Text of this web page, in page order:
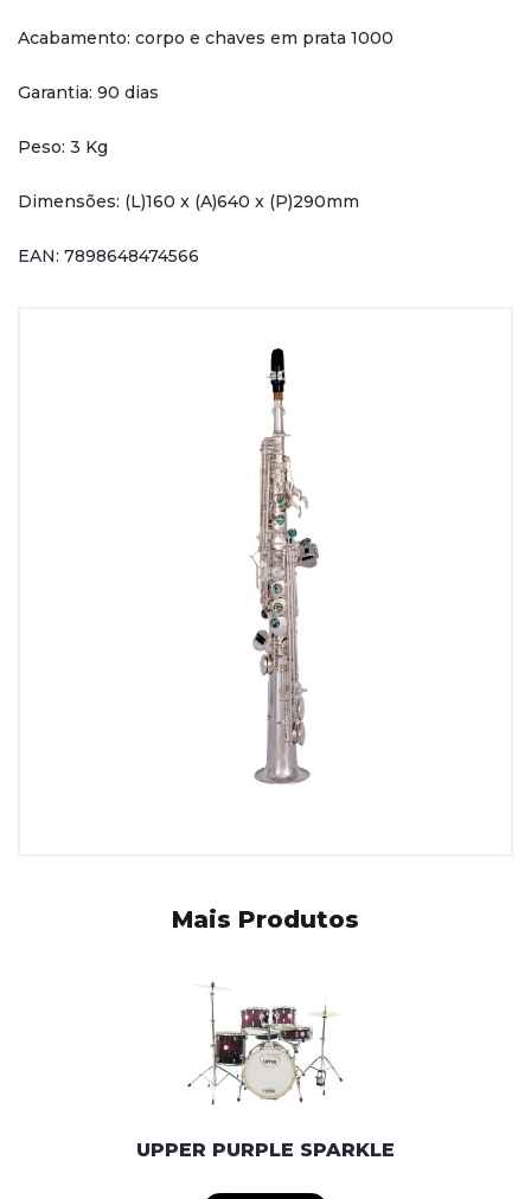
Acabamento: corpo e chaves em prata 1000
Garantia: 90 dias
Peso: 3 Kg
Dimensões: (L)160 x (A)640 x (P)290mm
EAN: 7898648474566
Mais Produtos
UPPER PURPLE SPARKLE